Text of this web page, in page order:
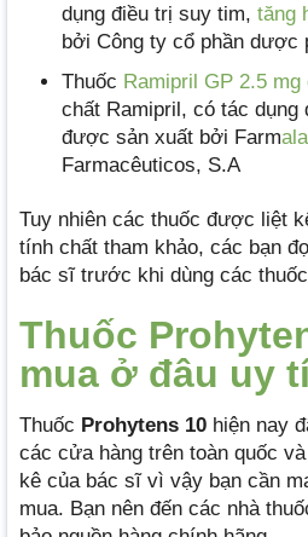
dụng điều trị suy tim, tăng
bởi Công ty cổ phần dược
Thuốc Ramipril GP 2.5 mg
chất Ramipril, có tác dụng
được sản xuất bởi Farmala
Farmacêuticos, S.A
Tuy nhiên các thuốc được liệt
tính chất tham khảo, các bạn
bác sĩ trước khi dùng các
Thuốc
mua ở đâu uy
Thuốc Prohytens 10 hiện nay
các cửa hàng trên toàn quốc
kê của bác sĩ vì vậy bạn cần
mua. Bạn nên đến các nhà